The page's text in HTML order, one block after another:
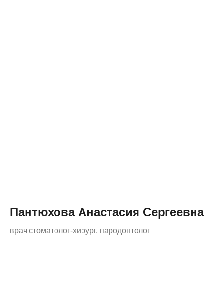
Пантюхова Анастасия Сергеевна
врач стоматолог-хирург, пародонтолог